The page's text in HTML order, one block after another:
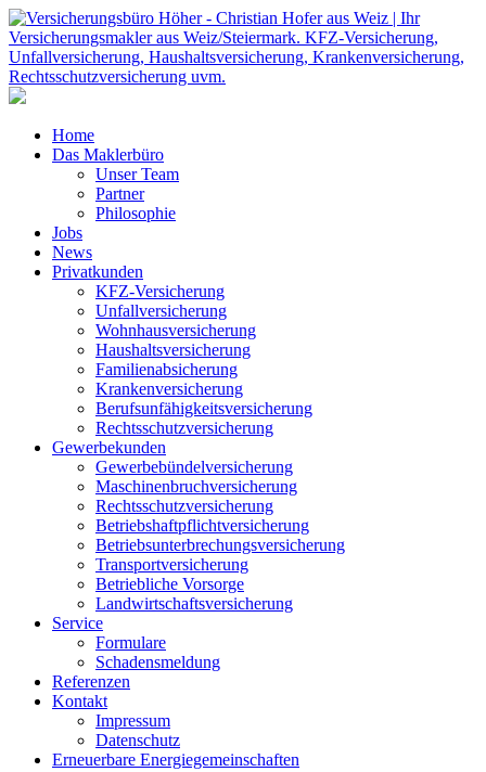
Home
Das Maklerbüro
Unser Team
Partner
Philosophie
Jobs
News
Privatkunden
KFZ-Versicherung
Unfallversicherung
Wohnhausversicherung
Haushaltsversicherung
Familienabsicherung
Krankenversicherung
Berufsunfähigkeitsversicherung
Rechtsschutzversicherung
Gewerbekunden
Gewerbebündelversicherung
Maschinenbruchversicherung
Rechtsschutzversicherung
Betriebshaftpflichtversicherung
Betriebsunterbrechungsversicherung
Transportversicherung
Betriebliche Vorsorge
Landwirtschaftsversicherung
Service
Formulare
Schadensmeldung
Referenzen
Kontakt
Impressum
Datenschutz
Erneuerbare Energiegemeinschaften